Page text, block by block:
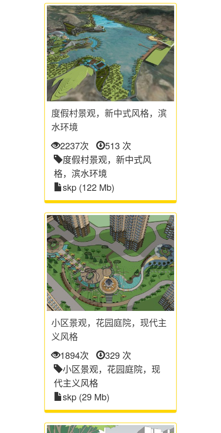
度假村景观，新中式风格，滨
水环境
2237次
513 次
度假村景观，新中式风
格，滨水环境
skp (122 Mb)
小区景观，花园庭院，现代主
义风格
1894次
329 次
小区景观，花园庭院，现
代主义风格
skp (29 Mb)